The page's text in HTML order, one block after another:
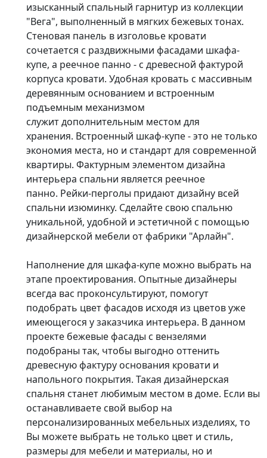
изысканный спальный гарнитур из коллекции
"Вега", выполненный в мягких бежевых тонах.
Стеновая панель в изголовье кровати
сочетается с раздвижными фасадами шкафа-
купе, а реечное панно - с древесной фактурой
корпуса кровати. Удобная кровать с массивным
деревянным основанием и встроенным
подъемным механизмом
служит дополнительным местом для
хранения. Встроенный шкаф-купе - это не только
экономия места, но и стандарт для современной
квартиры. Фактурным элементом дизайна
интерьера спальни является реечное
панно. Рейки-перголы придают дизайну всей
спальни изюминку. Сделайте свою спальню
уникальной, удобной и эстетичной с помощью
дизайнерской мебели от фабрики "Арлайн".
Наполнение для шкафа-купе можно выбрать на
этапе проектирования. Опытные дизайнеры
всегда вас проконсультируют, помогут
подобрать цвет фасадов исходя из цветов уже
имеющегося у заказчика интерьера. В данном
проекте бежевые фасады с вензелями
подобраны так, чтобы выгодно оттенить
древесную фактуру основания кровати и
напольного покрытия. Такая дизайнерская
спальня станет любимым местом в доме. Если вы
останавливаете свой выбор на
персонализированных мебельных изделиях, то
Вы можете выбрать не только цвет и стиль,
размеры для мебели и материалы, но и